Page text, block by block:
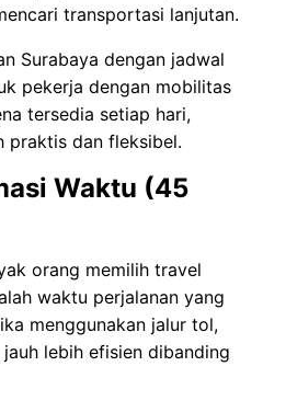
transportasi lanjutan.
Surabaya dengan jadwal
pekerja dengan mobilitas
tersedia setiap hari,
praktis dan fleksibel.
Waktu (45
orang memilih travel
waktu perjalanan yang
menggunakan jalur tol,
lebih efisien dibanding